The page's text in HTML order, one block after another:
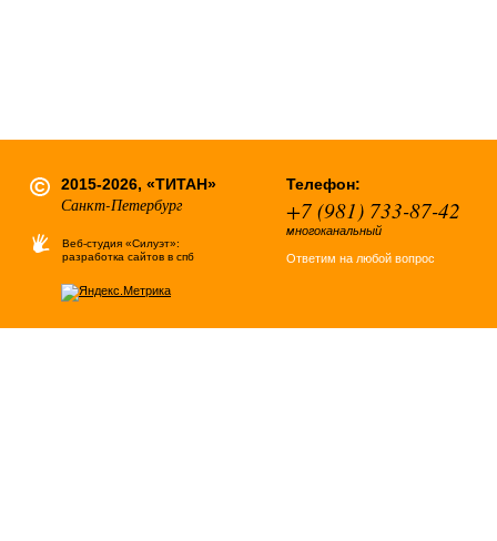
2015-2026, «ТИТАН»
Санкт-Петербург
Веб-студия «Силуэт»:
разработка сайтов в спб
Телефон:
+7 (981) 733-87-42
многоканальный
Ответим на любой вопрос